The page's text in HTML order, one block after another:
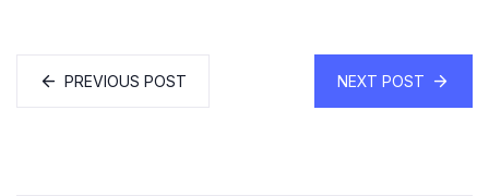
PREVIOUS POST NEXT POST